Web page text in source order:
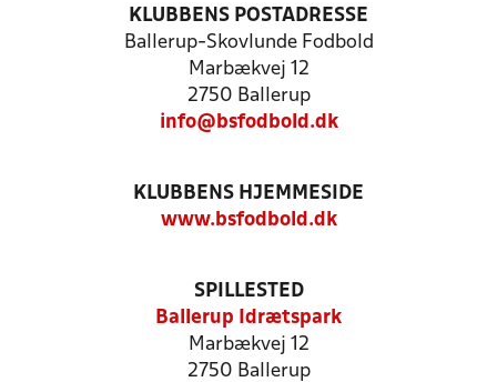
KLUBBENS POSTADRESSE
Ballerup-Skovlunde Fodbold
Marbækvej 12
2750 Ballerup
info@bsfodbold.dk
KLUBBENS HJEMMESIDE
www.bsfodbold.dk
SPILLESTED
Ballerup Idrætspark
Marbækvej 12
2750 Ballerup